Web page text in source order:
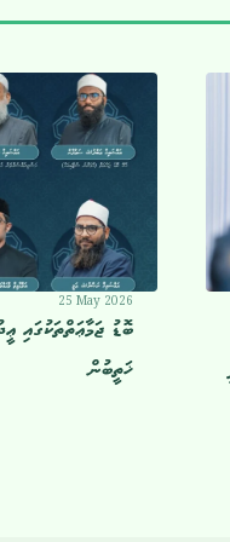
25 May 2026
ބޮޑު ޖަމާޢަތްތަކުގައި
ޚަތީބުން